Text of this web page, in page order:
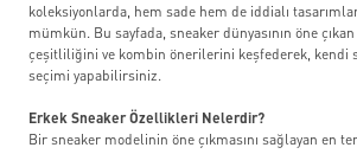
koleksiyonlarda, hem sade hem de iddialı
mümkün. Bu sayfada, sneaker dünyasının öne
çeşitliliğini ve kombin önerilerini keşfederek, kendi
seçimi yapabilirsiniz.
Erkek Sneaker Özellikleri Nelerdir?
Bir sneaker modelinin öne çıkmasını sağlayan en